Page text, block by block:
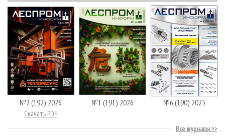
№2 (192) 2026
Скачать PDF
№1 (191) 2026 №6 (190) 2025
Все журналы